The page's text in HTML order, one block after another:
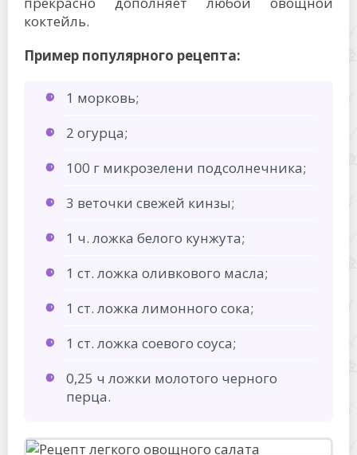
коктейль.
Пример популярного рецепта:
1 морковь;
2 огурца;
100 г микрозелени подсолнечника;
3 веточки свежей кинзы;
1 ч. ложка белого кунжута;
1 ст. ложка оливкового масла;
1 ст. ложка лимонного сока;
1 ст. ложка соевого соуса;
0,25 ч ложки молотого черного
перца.